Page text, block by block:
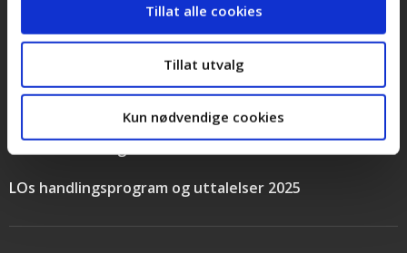
Tillat alle cookies
Tillat utvalg
Kun nødvendige cookies
Bilder og logoer
Personvernerklæring
Cookieerklæring
LOs handlingsprogram og uttalelser 2025